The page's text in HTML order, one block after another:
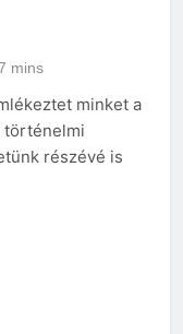
mins
minket a
történelmi
részévé is